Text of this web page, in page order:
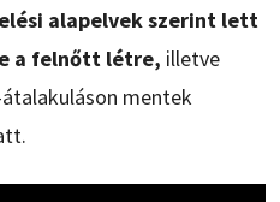
alapelvek szerint lett
a felnőtt létre, illetve
mentek